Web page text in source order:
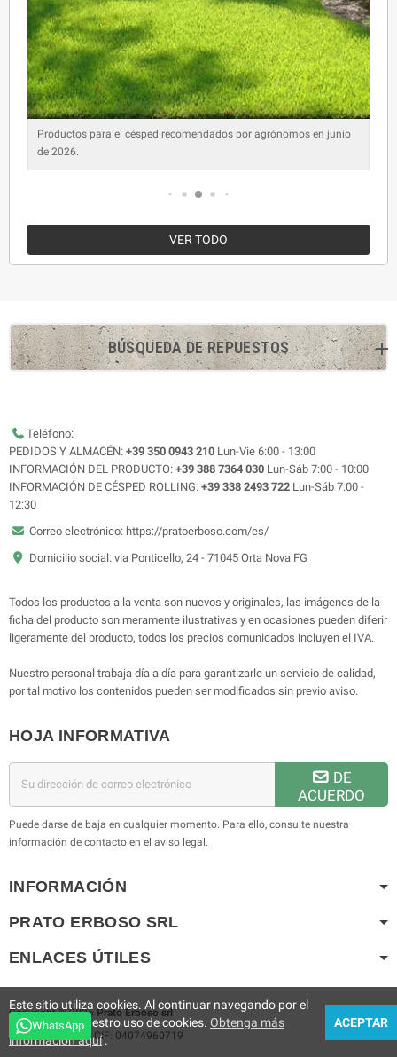
Productos para el césped recomendados por agrónomos en junio
de 2026.
VER TODO
BÚSQUEDA DE REPUESTOS
Teléfono:
PEDIDOS Y ALMACÉN: +39 350 0943 210 Lun-Vie 6:00 - 13:00
INFORMACIÓN DEL PRODUCTO: +39 388 7364 030 Lun-Sáb 7:00 - 10:00
INFORMACIÓN DE CÉSPED ROLLING: +39 338 2493 722 Lun-Sáb 7:00 -
12:30
Correo electrónico: https://pratoerboso.com/es/
Domicilio social: via Ponticello, 24 - 71045 Orta Nova FG
Todos los productos a la venta son nuevos y originales, las imágenes de la
ficha del producto son meramente ilustrativas y en ocasiones pueden diferir
ligeramente del producto, todos los precios comunicados incluyen el IVA.
Nuestro personal trabaja día a día para garantizarle un servicio de calidad,
por tal motivo los contenidos pueden ser modificados sin previo aviso.
HOJA INFORMATIVA
DE
ACUERDO
Puede darse de baja en cualquier momento. Para ello, consulte nuestra
información de contacto en el aviso legal.
INFORMACIÓN
PRATO ERBOSO SRL
ENLACES ÚTILES
Copyright © 2025 Prato Erbososrl
Prato Erboso srl - CIF: 04074960719
Este sitio utiliza cookies. Al continuar navegando por el
sitio, acepta nuestro uso de cookies. Obtenga más
información aquí.
ACEPTAR
WhatsApp